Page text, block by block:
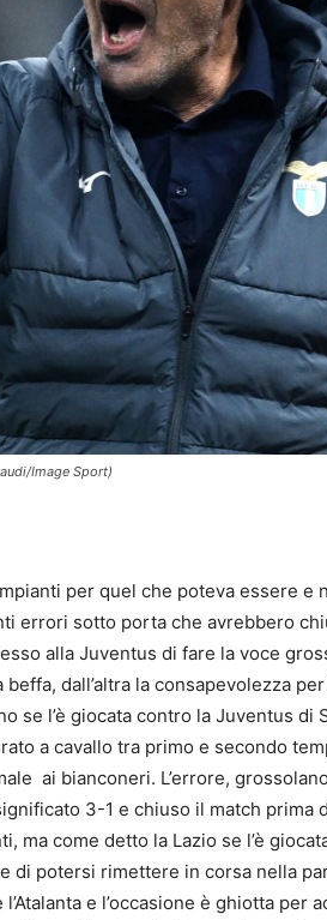
Image Sport)
per quel che poteva essere e
errori sotto porta che avrebbero
alla Juventus di fare la voce
dall’altra la consapevolezza
se l’è giocata contro la Juventus di
a cavallo tra primo e secondo
ai bianconeri. L’errore,
3-1 e chiuso il match prima
ma come detto la Lazio se l’è
di potersi rimettere in corsa nella
l’Atalanta e l’occasione è ghiotta per